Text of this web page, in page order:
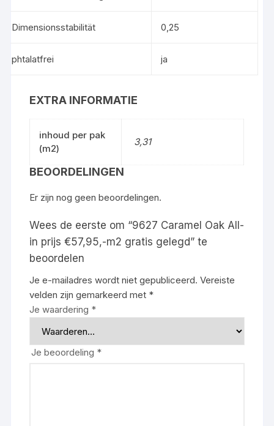
Dimensionsstabilität 0,25
phtalatfrei ja
EXTRA INFORMATIE
inhoud per pak
(m2)
3,31
BEOORDELINGEN
Er zijn nog geen beoordelingen.
Wees de eerste om “9627 Caramel Oak All-
in prijs €57,95,-m2 gratis gelegd” te
beoordelen
Je e-mailadres wordt niet gepubliceerd. Vereiste
velden zijn gemarkeerd met *
Je waardering *
Je beoordeling *